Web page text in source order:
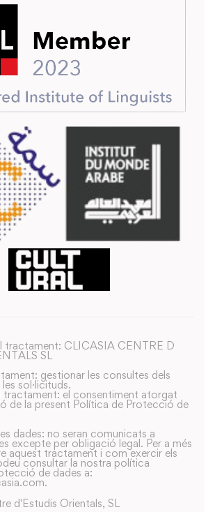
tractament: CLICASIA CENTRE D
SL
gestionar les consultes dels
sol·licituds.
tractament: el consentiment atorgat
de la present Política de Protecció de
dades: no seran comunicats a
excepte per obligació legal. Per a més
aquest tractament i com exercir els
consultar la nostra política
de dades a:
d'Estudis Orientals, SL